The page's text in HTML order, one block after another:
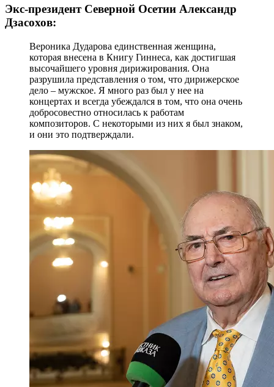
Экс-президент Северной Осетии Александр
Дзасохов:
Вероника Дударова единственная женщина,
которая внесена в Книгу Гиннеса, как достигшая
высочайшего уровня дирижирования. Она
разрушила представления о том, что дирижерское
дело – мужское. Я много раз был у нее на
концертах и всегда убеждался в том, что она очень
добросовестно относилась к работам
композиторов. С некоторыми из них я был знаком,
и они это подтверждали.